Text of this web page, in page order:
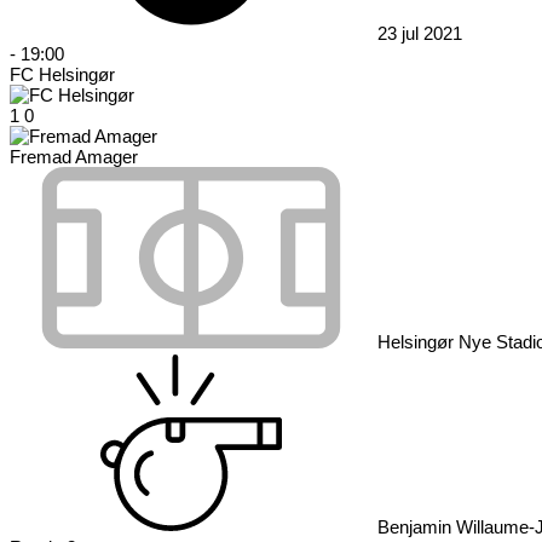
23 jul 2021
- 19:00
FC Helsingør
1 0
Fremad Amager
Helsingør Nye
Benjamin Willaume-